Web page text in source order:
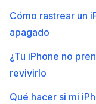
Cómo rastrear un
apagado
¿Tu iPhone no
revivirlo
Qué hacer si mi